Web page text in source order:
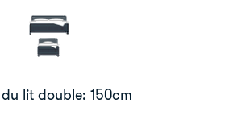
lit double: 150cm